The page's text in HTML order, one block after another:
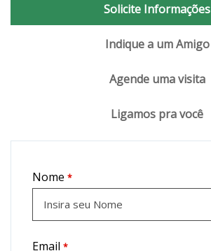
Solicite Informações
Indique a um Amigo
Agende uma visita
Ligamos pra você
Nome *
Email *